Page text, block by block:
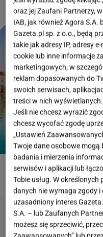
oraz jej Zaufani Partnerzy,
IAB, jak również Agora S.A.
Gazeta.pl sp. z o.o., będą
takie jak adresy IP, adresy
cookie lub inne informacje
marketingowych, w
reklam dopasowanych do
swoich serwisach,
treści w nich
Jeśli nie chcesz wyrazić
chcesz wycofać zgodę
„Ustawień
Twoje dane osobowe
badania i mierzenia
serwisów i aplikacji lub
Tobie usług. W
danych nie wymaga zgody
uzasadniony interes
S.A. – lub Zaufanych
możesz się sprzeciwić,